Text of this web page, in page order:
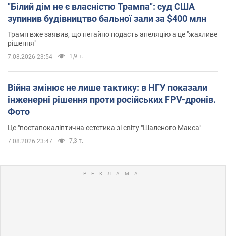
"Білий дім не є власністю Трампа": суд США
зупинив будівництво бальної зали за $400 млн
Трамп вже заявив, що негайно подасть апеляцію а це "жахливе
рішення"
7.08.2026 23:54 1,9 т.
Війна змінює не лише тактику: в НГУ показали
інженерні рішення проти російських FPV-дронів.
Фото
Це "постапокаліптична естетика зі світу "Шаленого Макса"
7.08.2026 23:47 7,3 т.